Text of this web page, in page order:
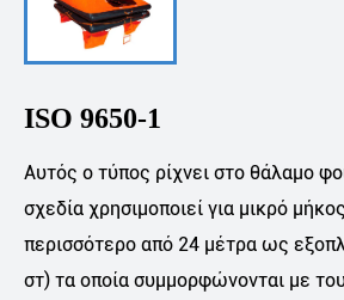
ISO 9650-1
Αυτός ο τύπος ρίχνει στο θάλαμο
σχεδία χρησιμοποιεί για μικρό
περισσότερο από 24 μέτρα ως
στ) τα οποία συμμορφώνονται με